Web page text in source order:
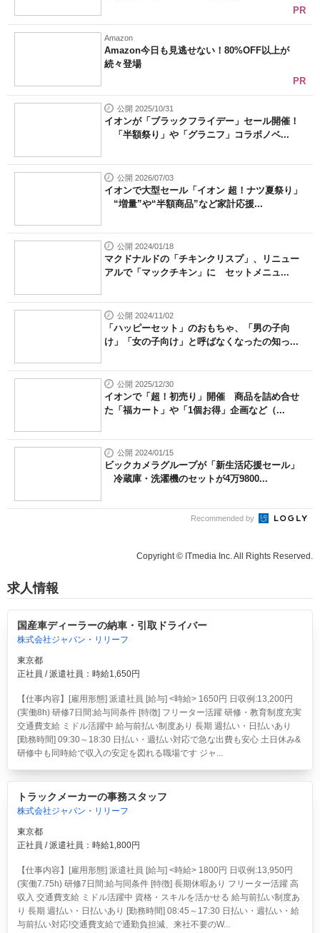
PR
Amazon
Amazon今日も見逃せない！80%OFF以上が
続々登場
PR
公開 2025/10/31
イオンが「ブラックフライデー」セール開催！
「半額祭り」や「グラニフ」コラボノベ...
公開 2026/07/03
イオンで大型セール「イオン 超！ナツ夏祭り」
“増量”や“半額商品”など家計応援...
公開 2024/01/18
マクドナルドの「チキンクリスプ」、リニュー
アルで「マックチキン」に セットメニュ...
公開 2024/11/02
「ハッピーセット」のおもちゃ、「男の子向
け」「女の子向け」と呼ばなくなったの知っ...
公開 2025/12/30
イオンで「超！初売り」開催 商品を詰め合せ
た「福カート」や「1個お得」企画など（...
公開 2024/01/15
ビックカメラグループが「新生活応援セール」
冷蔵庫・洗濯機のセットが4万9800...
Recommended by
Copyright © ITmedia Inc. All Rights Reserved.
求人情報
国産車ディーラーの納車・引取ドライバー
株式会社ジャパン・リリーフ
東京都
正社員 / 派遣社員：時給1,650円
【仕事内容】[雇用形態] 派遣社員 [給与] <時給> 1650円 日収例:13,200円
(実働8h) 研修7日間:給与同条件 [特徴] フリーター活躍 研修・教育制度充実
交通費支給 ミドル活躍中 給与前払い制度あり 長期 週払い・日払いあり
[勤務時間] 09:30～18:30 日払い・週払い対応で急な出費も安心 土日休み&
研修中も同時給で収入の安定を図れる職場です ジャ...
トラックメーカーの事務スタッフ
株式会社ジャパン・リリーフ
東京都
正社員 / 派遣社員：時給1,800円
【仕事内容】[雇用形態] 派遣社員 [給与] <時給> 1800円 日収例:13,950円
(実働7.75h) 研修7日間:給与同条件 [特徴] 長期休暇あり フリーター活躍 高
収入 交通費支給 ミドル活躍中 資格・スキルを活かせる 給与前払い制度あ
り 長期 週払い・日払いあり [勤務時間] 08:45～17:30 日払い・週払い・給
与前払い対応!交通費支給で通勤負担減、来社不要のW...